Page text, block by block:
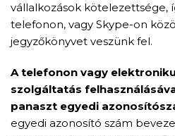
vállalkozások kötelezettsége,
telefonon, vagy Skype-on
jegyzőkönyvet veszünk fel.
A telefonon vagy
szolgáltatás
panaszt egyedi
egyedi azonosító szám